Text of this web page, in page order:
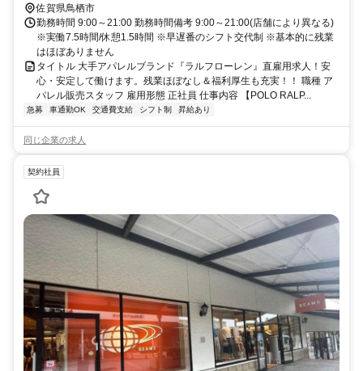
佐賀県鳥栖市
勤務時間 9:00～21:00 勤務時間備考 9:00～21:00(店舗により異なる)
※実働7.5時間/休憩1.5時間 ※早遅番のシフト交代制 ※基本的に残業
はほぼありません
タイトル 大手アパレルブランド『ラルフローレン』直雇用求人！安
心・安定して働けます。残業ほぼなし＆福利厚生も充実！！ 職種 ア
パレル販売スタッフ 雇用形態 正社員 仕事内容 【POLO RALP...
急募 車通勤OK 交通費支給 シフト制 昇給あり
同じ企業の求人
契約社員